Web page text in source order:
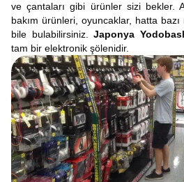
ve çantaları gibi ürünler sizi bekler.
bakım ürünleri, oyuncaklar, hatta
bile bulabilirsiniz. Japonya
tam bir elektronik şölenidir.